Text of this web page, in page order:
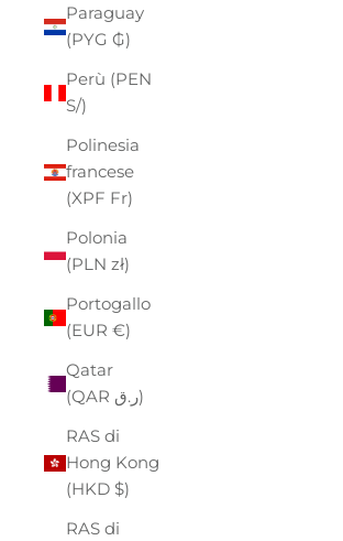
Paraguay
(PYG ₲)
Perù (PEN
S/)
Polinesia
francese
(XPF Fr)
Polonia
(PLN zł)
Portogallo
(EUR €)
Qatar
(QAR ر.ق)
RAS di
Hong Kong
(HKD $)
RAS di